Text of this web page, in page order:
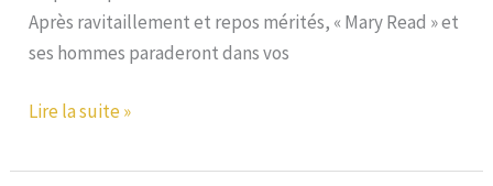
Après ravitaillement et repos mérités, « Mary Read » et
ses hommes paraderont dans vos
La
de
Lire la suite »